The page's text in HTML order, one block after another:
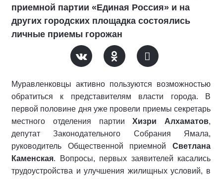
приемной партии «Единая Россия» и на
других городских площадка состоялись
личные приемы горожан
Муравленковцы активно пользуются возможностью
обратиться к представителям власти города. В
первой половине дня уже провели приемы секретарь
местного отделения партииХизри Алхаматов,
депутат Законодательного Собрания Ямала,
руководитель Общественной приемной Светлана
Каменская. Вопросы, первых заявителей касались
трудоустройства и улучшения жилищных условий, в